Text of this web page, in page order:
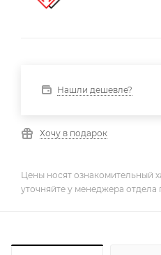
Нашли дешевле?
Хочу в подарок
Цены носят ознакомительный
уточняйте у менеджера отдела